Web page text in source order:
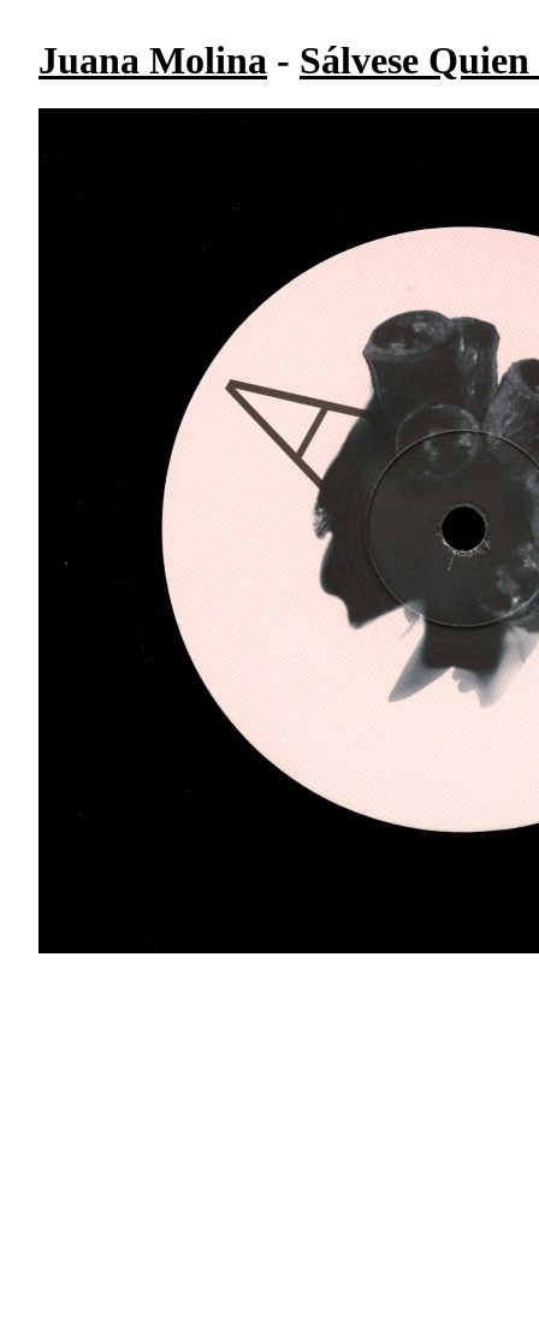
Juana Molina - Sálvese